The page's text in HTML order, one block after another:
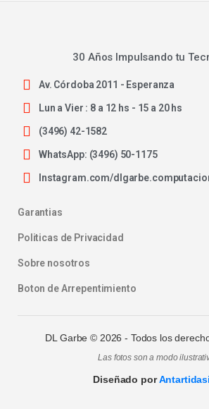
30 Años Impulsando tu
Av. Córdoba 2011 - Esperanza
Lun a Vier : 8 a 12 hs - 15 a 20 hs
(3496) 42-1582
WhatsApp: (3496) 50-1175
Instagram.com/
Garantias
Politicas de Privacidad
Sobre nosotros
Boton de Arrepentimiento
DL Garbe © 2026 - Todos los
Las fotos son a modo
Diseñado por